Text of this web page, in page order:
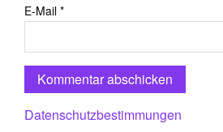
E-Mail *
Datenschutzbestimmungen